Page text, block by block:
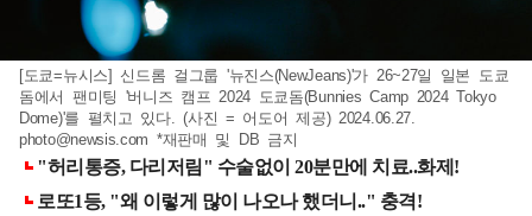
[도쿄=뉴시스] 신드롬 걸그룹 '뉴진스(NewJeans)'가 26~27일 일본 도쿄
돔에서 팬미팅 '버니즈 캠프 2024 도쿄돔(Bunnies Camp 2024 Tokyo
Dome)'를 펼치고 있다. (사진 = 어도어 제공) 2024.06.27.
photo@newsis.com *재판매 및 DB 금지